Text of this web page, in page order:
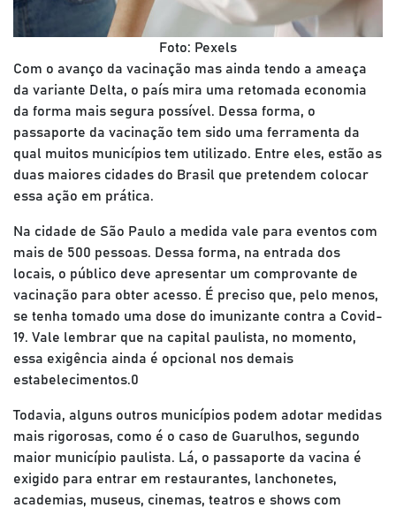
Foto: Pexels
Com o avanço da vacinação mas ainda tendo a ameaça
da variante Delta, o país mira uma retomada economia
da forma mais segura possível. Dessa forma, o
passaporte da vacinação tem sido uma ferramenta da
qual muitos municípios tem utilizado. Entre eles, estão as
duas maiores cidades do Brasil que pretendem colocar
essa ação em prática.
Na cidade de São Paulo a medida vale para eventos com
mais de 500 pessoas. Dessa forma, na entrada dos
locais, o público deve apresentar um comprovante de
vacinação para obter acesso. É preciso que, pelo menos,
se tenha tomado uma dose do imunizante contra a Covid-
19. Vale lembrar que na capital paulista, no momento,
essa exigência ainda é opcional nos demais
estabelecimentos.0
Todavia, alguns outros municípios podem adotar medidas
mais rigorosas, como é o caso de Guarulhos, segundo
maior município paulista. Lá, o passaporte da vacina é
exigido para entrar em restaurantes, lanchonetes,
academias, museus, cinemas, teatros e shows com